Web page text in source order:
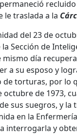
le traslada a la
del 23 de
Sección de
día
a su esposo y
torturas, por lo
de 1973,
sus suegros, y
en la
interrogarla y